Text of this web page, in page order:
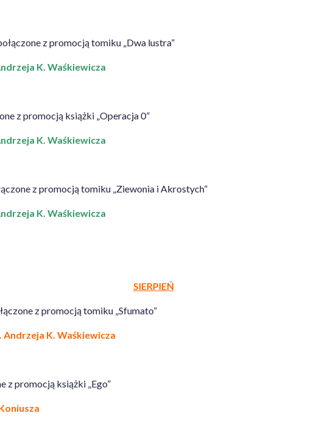
z promocją tomiku „Dwa lustra”
K. Waśkiewicza
z promocją książki „Operacja 0”
K. Waśkiewicza
z promocją tomiku „Ziewonia i Akrostych”
K. Waśkiewicza
SIERPIEŃ
z promocją tomiku „Sfumato”
Andrzeja K. Waśkiewicza
z promocją książki „Ego”